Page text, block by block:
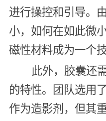
进行操控和引导。
小，如何在如此微
磁性材料成为一个
此外，胶囊还
的特性。团队选用
作为造影剂，但其